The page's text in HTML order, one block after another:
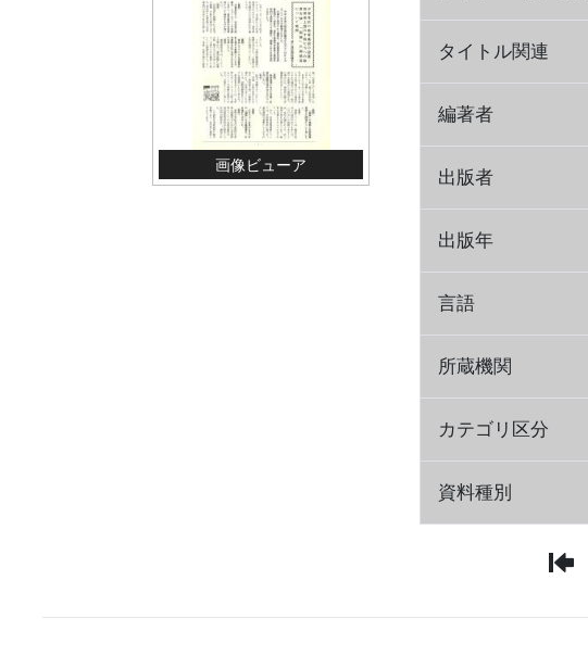
画像ビューア
タイトル関連
編著者
出版者
出版年
言語
所蔵機関
カテゴリ区分
資料種別